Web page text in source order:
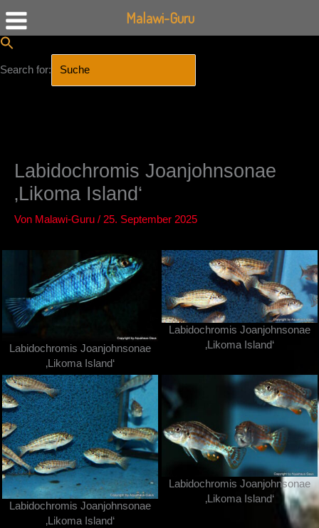
Search for:
Labidochromis Joanjohnsonae
‚Likoma Island‘
Von Malawi-Guru / 25. September 2025
Labidochromis Joanjohnsonae
‚Likoma Island‘
Labidochromis Joanjohnsonae
‚Likoma Island‘
Labidochromis Joanjohnsonae
‚Likoma Island‘
Labidochromis Joanjohnsonae
‚Likoma Island‘
Malawi-Guru